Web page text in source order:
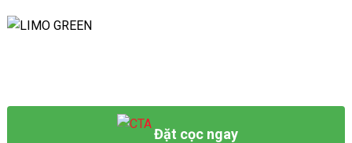
Đặt cọc ngay